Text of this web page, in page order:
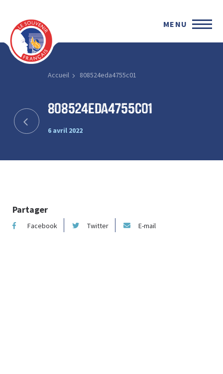
MENU
Accueil 808524eda4755c01
808524eda4755c01
6 avril 2022
Partager
Facebook Twitter E-mail